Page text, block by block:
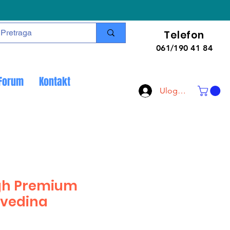
Telefon
061/190 41 84
Uloguj se
Kontakt
Premium